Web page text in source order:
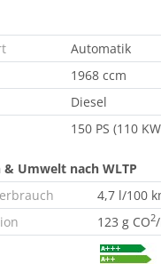
Automatik
1968 ccm
Diesel
150 PS (110
& Umwelt nach WLTP
4,7 l/100
123 g CO2